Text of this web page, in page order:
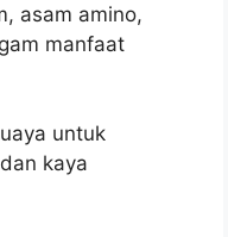
asam amino,
manfaat
untuk
kaya